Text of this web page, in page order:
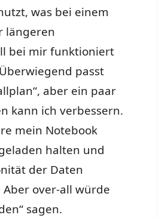
was bei einem
längeren
bei mir funktioniert
passt
aber ein paar
kann ich verbessern.
mein Notebook
halten und
der Daten
over-all würde
sagen.